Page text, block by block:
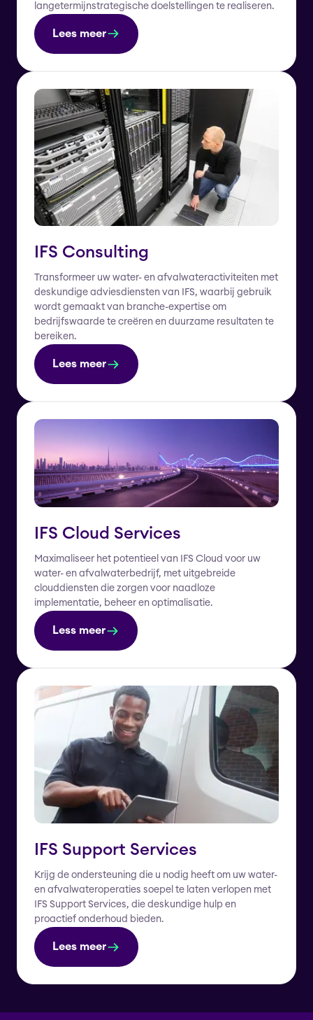
langetermijnstrategische doelstellingen te realiseren.
Lees meer
IFS Consulting
Transformeer uw water- en afvalwateractiviteiten met
deskundige adviesdiensten van IFS, waarbij gebruik
wordt gemaakt van branche-expertise om
bedrijfswaarde te creëren en duurzame resultaten te
bereiken.
Lees meer
IFS Cloud Services
Maximaliseer het potentieel van IFS Cloud voor uw
water- en afvalwaterbedrijf, met uitgebreide
clouddiensten die zorgen voor naadloze
implementatie, beheer en optimalisatie.
Less meer
IFS Support Services
Krijg de ondersteuning die u nodig heeft om uw water-
en afvalwateroperaties soepel te laten verlopen met
IFS Support Services, die deskundige hulp en
proactief onderhoud bieden.
Lees meer